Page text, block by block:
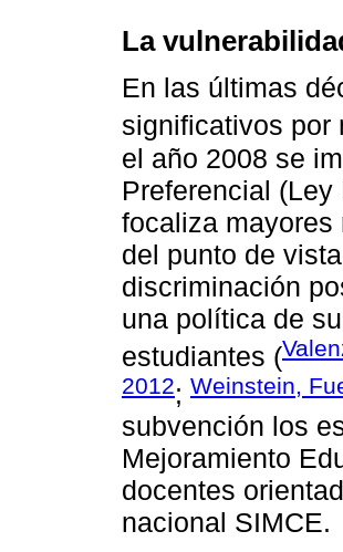
La
En las últimas
significativos por
el año 2008 se
Preferencial
focaliza mayores
del punto de
discriminación
una política de
estudiantes (
2012; Weinstein,
subvención los
Mejoramiento
docentes
nacional SIMCE.